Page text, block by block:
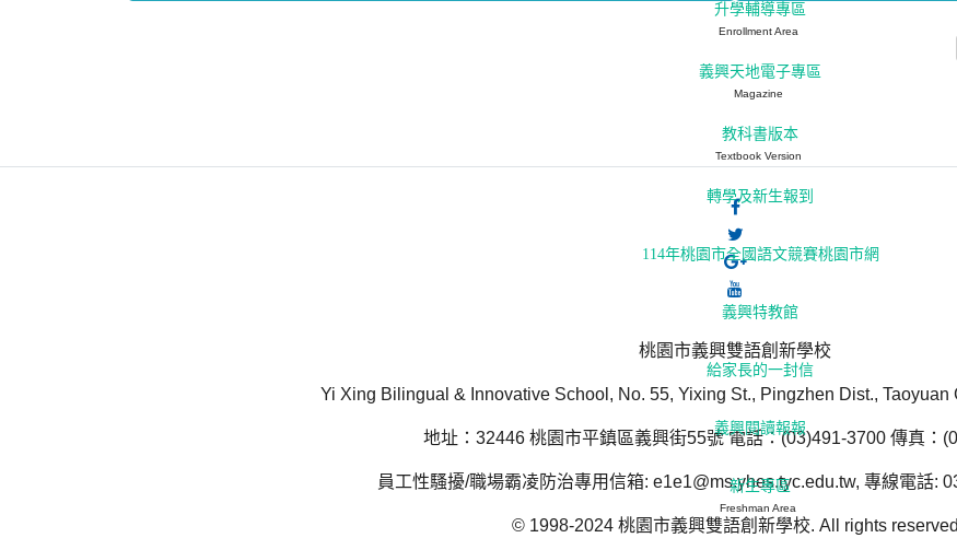
桃園市義興雙語創新學校
Yi Xing Bilingual & Innovative School, No. 55, Yixing St., Pingzhen Dist., Taoyuan
地址：32446 桃園市平鎮區義興街55號 電話：(03)491-3700 傳真：
員工性騷擾/職場霸凌防治專用信箱: e1e1@ms.yhes.tyc.edu.tw, 專線電話:
© 1998-2024 桃園市義興雙語創新學校. All rights reserved
升學輔導專區
Enrollment Area
義興天地電子專區
Magazine
教科書版本
Textbook Version
轉學及新生報到
114年桃園市全國語文競賽桃園市網
義興特教館
給家長的一封信
義興閱讀報報
新生專區
Freshman Area